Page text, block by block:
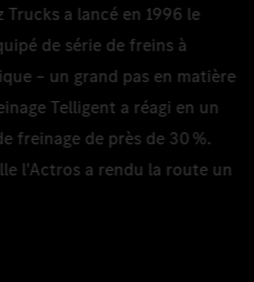
a lancé en 1996 le
de série de freins à
– un grand pas en matière
Telligent a réagi en un
freinage de près de 30 %.
l'Actros a rendu la route un